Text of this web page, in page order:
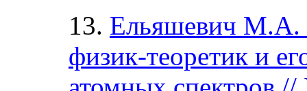
13. Ельяшевич М.А.
физик-теоретик и